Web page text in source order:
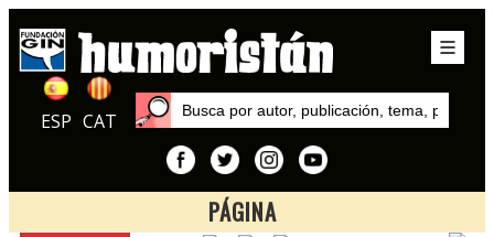
ESP CAT
PÁGINA